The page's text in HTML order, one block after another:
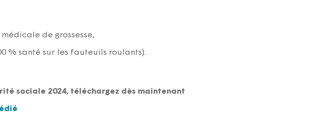
de grossesse,
% santé sur les fauteuils roulants).
sociale 2024, téléchargez dès maintenant